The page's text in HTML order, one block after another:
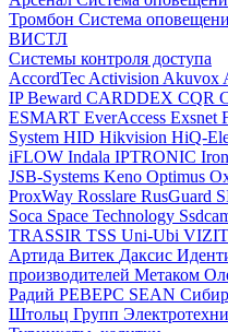
Тромбон Система
ВИСТЛ
Системы контроля доступа
AccordTec Activision Akuvox
IPBeward CARDDEX CQR
ESMART EverAccess Exsnet
System HID Hikvision HiQ-
iFLOW Indala IPTRONIC
JSB-Systems Keno Optimus
ProxWay Rosslare RusGuard
Soca Space Technology
TRASSIR TSS Uni-Ubi VIZIT
Артида Витек Даксис
производителей Метаком
Радий РЕВЕРС SEAN
Штольц Групп